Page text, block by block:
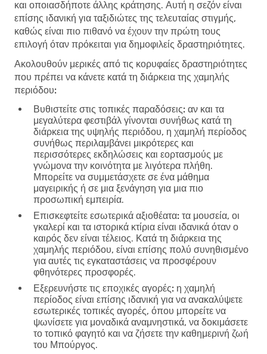
και οποιασδήποτε άλλης κράτησης. Αυτή η σεζόν είναι
επίσης ιδανική για ταξιδιώτες της τελευταίας στιγμής,
καθώς είναι πιο πιθανό να έχουν την πρώτη τους
επιλογή όταν πρόκειται για δημοφιλείς δραστηριότητες.
Ακολουθούν μερικές από τις κορυφαίες δραστηριότητες
που πρέπει να κάνετε κατά τη διάρκεια της χαμηλής
περιόδου:
Βυθιστείτε στις τοπικές παραδόσεις: αν και τα
μεγαλύτερα φεστιβάλ γίνονται συνήθως κατά τη
διάρκεια της υψηλής περιόδου, η χαμηλή περίοδος
συνήθως περιλαμβάνει μικρότερες και
περισσότερες εκδηλώσεις και εορτασμούς με
γνώμονα την κοινότητα με λιγότερα πλήθη.
Μπορείτε να συμμετάσχετε σε ένα μάθημα
μαγειρικής ή σε μια ξενάγηση για μια πιο
προσωπική εμπειρία.
Επισκεφτείτε εσωτερικά αξιοθέατα: τα μουσεία, οι
γκαλερί και τα ιστορικά κτίρια είναι ιδανικά όταν ο
καιρός δεν είναι τέλειος. Κατά τη διάρκεια της
χαμηλής περιόδου, είναι επίσης πολύ συνηθισμένο
για αυτές τις εγκαταστάσεις να προσφέρουν
φθηνότερες προσφορές.
Εξερευνήστε τις εποχικές αγορές: η χαμηλή
περίοδος είναι επίσης ιδανική για να ανακαλύψετε
εσωτερικές τοπικές αγορές, όπου μπορείτε να
ψωνίσετε για μοναδικά αναμνηστικά, να δοκιμάσετε
το τοπικό φαγητό και να ζήσετε την καθημερινή ζωή
του Μπούργος.